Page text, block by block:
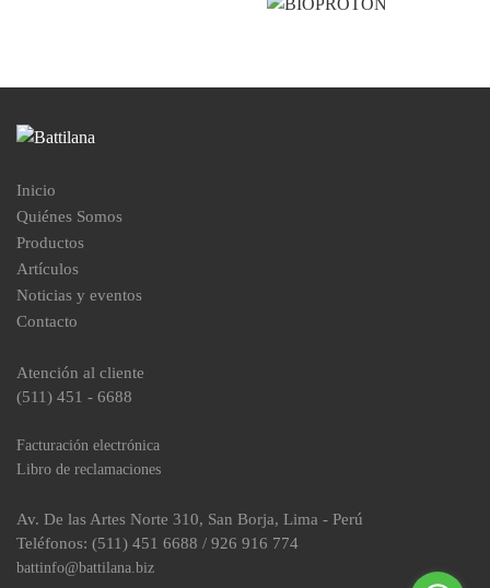
Inicio
Quiénes Somos
Productos
Artículos
Noticias y eventos
Contacto
Atención al cliente
(511) 451 - 6688
Facturación electrónica
Libro de reclamaciones
Av. De las Artes Norte 310, San Borja, Lima - Perú
Teléfonos: (511) 451 6688 / 926 916 774
battinfo@battilana.biz